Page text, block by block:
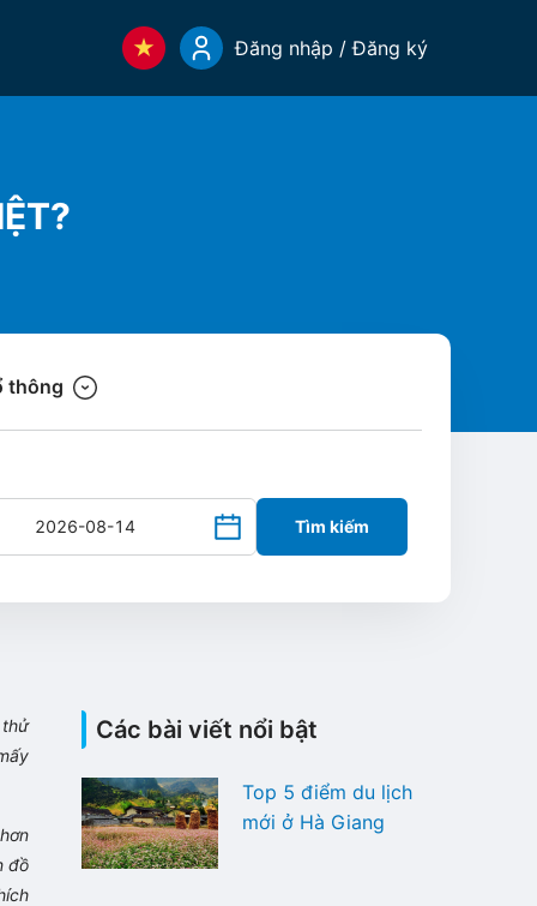
Đăng nhập / Đăng ký
thông
Tìm kiếm
đồ
Các bài viết nổi bật
Top 5 điểm du lịch
mới ở Hà Giang